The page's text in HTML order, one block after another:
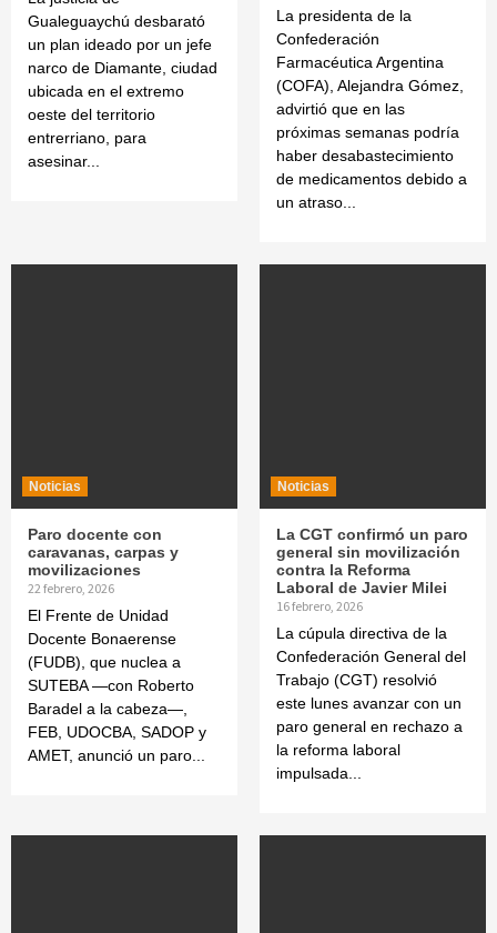
Gualeguaychú desbarató
un plan ideado por un jefe
narco de Diamante, ciudad
ubicada en el extremo
oeste del territorio
entrerriano, para
asesinar...
La presidenta de la
Confederación
Farmacéutica Argentina
(COFA), Alejandra Gómez,
advirtió que en las
próximas semanas podría
haber desabastecimiento
de medicamentos debido a
un atraso...
Noticias
Paro docente con
caravanas, carpas y
movilizaciones
22 febrero, 2026
El Frente de Unidad
Docente Bonaerense
(FUDB), que nuclea a
SUTEBA —con Roberto
Baradel a la cabeza—,
FEB, UDOCBA, SADOP y
AMET, anunció un paro...
Noticias
La CGT confirmó un paro
general sin movilización
contra la Reforma
Laboral de Javier Milei
16 febrero, 2026
La cúpula directiva de la
Confederación General del
Trabajo (CGT) resolvió
este lunes avanzar con un
paro general en rechazo a
la reforma laboral
impulsada...